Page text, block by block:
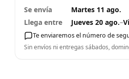
Se envía
Martes 11 ago.
Llega entre
Jueves 20 ago.–
Te enviaremos el número de
Sin envíos ni entregas sábados,